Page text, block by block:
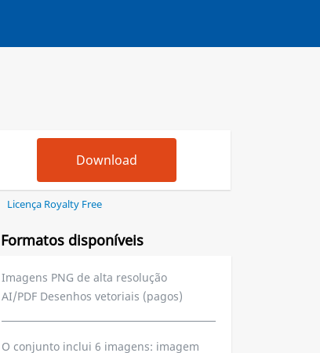
Licença Royalty Free
Formatos disponíveis
Imagens PNG de alta resolução
AI/PDF Desenhos vetoriais (pagos)
O conjunto inclui 6 imagens: imagem